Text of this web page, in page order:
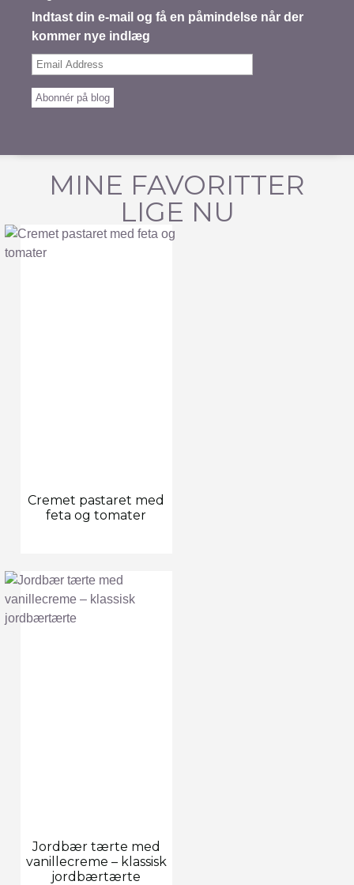
Indtast din e-mail og få en påmindelse når der
kommer nye indlæg
Email
Abonnér på blog
MINE FAVORITTER
LIGE NU
Cremet pastaret med
feta og tomater
Jordbær tærte med
vanillecreme – klassisk
jordbærtærte